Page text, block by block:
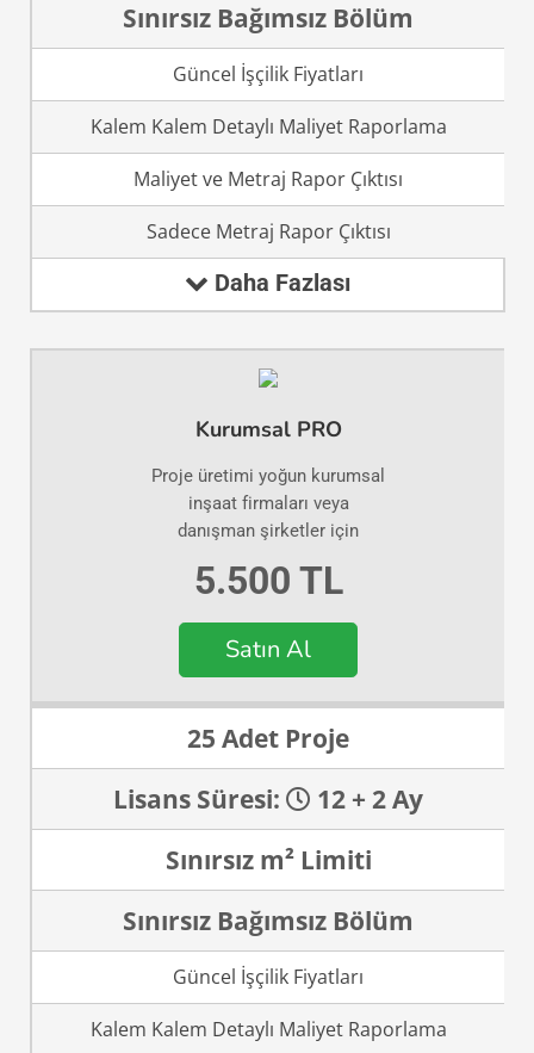
Sınırsız Bağımsız Bölüm
Güncel İşçilik Fiyatları
Kalem Kalem Detaylı Maliyet Raporlama
Maliyet ve Metraj Rapor Çıktısı
Sadece Metraj Rapor Çıktısı
Daha Fazlası
Kurumsal PRO
Proje üretimi yoğun kurumsal
inşaat firmaları veya
danışman şirketler için
5.500 TL
Satın Al
25 Adet Proje
Lisans Süresi:
12 + 2 Ay
Sınırsız m² Limiti
Sınırsız Bağımsız Bölüm
Güncel İşçilik Fiyatları
Kalem Kalem Detaylı Maliyet Raporlama